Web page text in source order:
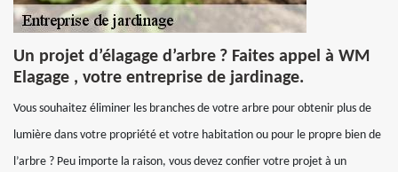
Un projet d’élagage d’arbre ? Faites appel à WM
Elagage , votre entreprise de jardinage.
Vous souhaitez éliminer les branches de votre arbre pour obtenir plus de
lumière dans votre propriété et votre habitation ou pour le propre bien de
l’arbre ? Peu importe la raison, vous devez confier votre projet à un